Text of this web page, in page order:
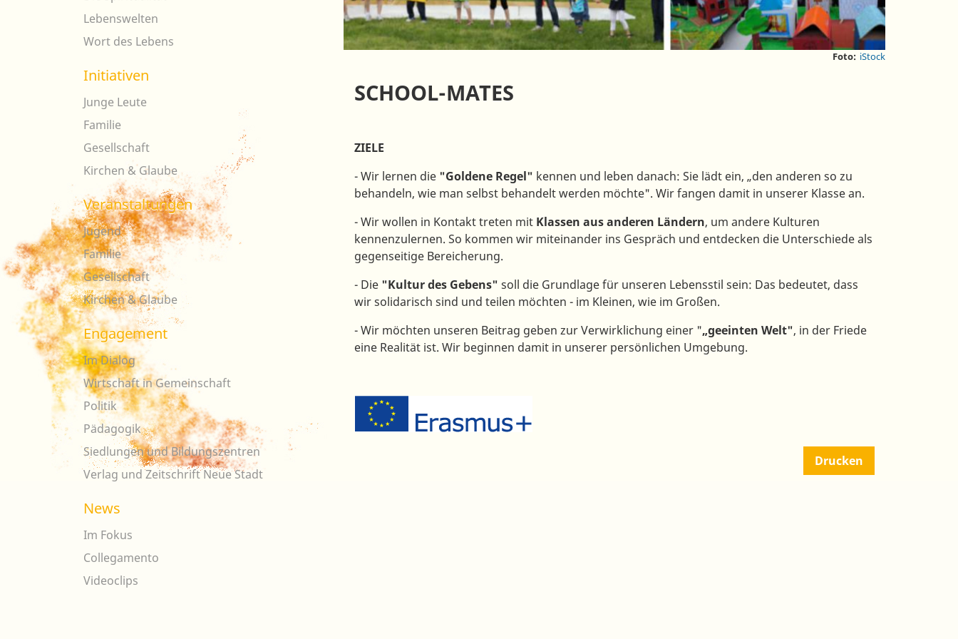
Foto: iStock
SCHOOL-MATES
ZIELE
- Wir lernen die "Goldene Regel" kennen und leben danach: Sie lädt ein, „den anderen so zu
behandeln, wie man selbst behandelt werden möchte". Wir fangen damit in unserer Klasse an.
- Wir wollen in Kontakt treten mit Klassen aus anderen Ländern, um andere Kulturen
kennenzulernen. So kommen wir miteinander ins Gespräch und entdecken die Unterschiede als
gegenseitige Bereicherung.
- Die "Kultur des Gebens" soll die Grundlagefür unseren Lebensstil sein: Das bedeutet, dass
wir solidarisch sind und teilen möchten - im Kleinen, wie im Großen.
- Wir möchten unseren Beitrag geben zur Verwirklichung einer "„geeinten Welt", in der Friede
eine Realität ist. Wir beginnen damit in unserer persönlichen Umgebung.
Drucken
Lebenswelten
Wort des Lebens
Initiativen
Junge Leute
Familie
Gesellschaft
Kirchen & Glaube
Veranstaltungen
Jugend
Familie
Gesellschaft
Kirchen & Glaube
Engagement
Im Dialog
Wirtschaft in Gemeinschaft
Politik
Pädagogik
Siedlungen und Bildungszentren
Verlag und Zeitschrift Neue Stadt
News
Im Fokus
Collegamento
Videoclips